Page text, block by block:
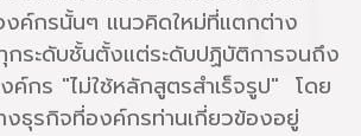
ค์กรนั้นๆ แนวคิดใหม่ที่แตกต่าง
กระดับชั้นตั้งแต่ระดับปฏิบัติการจนถึง
ค์กร "ไม่ใช้หลักสูตรสำเร็จรูป" โดย
างธุรกิจที่องค์กรท่านเกี่ยวข้องอยู่